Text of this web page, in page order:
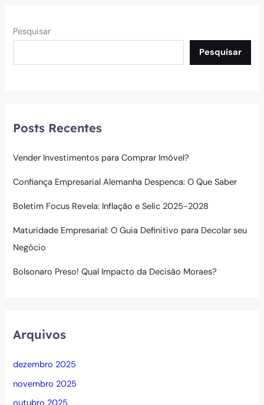
Pesquisar
Pesquisar
Posts Recentes
Vender Investimentos para Comprar Imóvel?
Confiança Empresarial Alemanha Despenca: O Que Saber
Boletim Focus Revela: Inflação e Selic 2025-2028
Maturidade Empresarial: O Guia Definitivo para Decolar seu
Negócio
Bolsonaro Preso! Qual Impacto da Decisão Moraes?
Arquivos
dezembro 2025
novembro 2025